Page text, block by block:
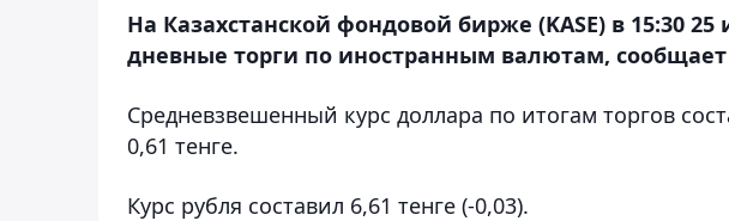
На Казахстанской фондовой бирже (KASE) в 15:30
дневные торги по иностранным валютам, сообщает
Средневзвешенный курс доллара по итогам торгов
0,61 тенге.
Курс рубля составил 6,61 тенге (-0,03).